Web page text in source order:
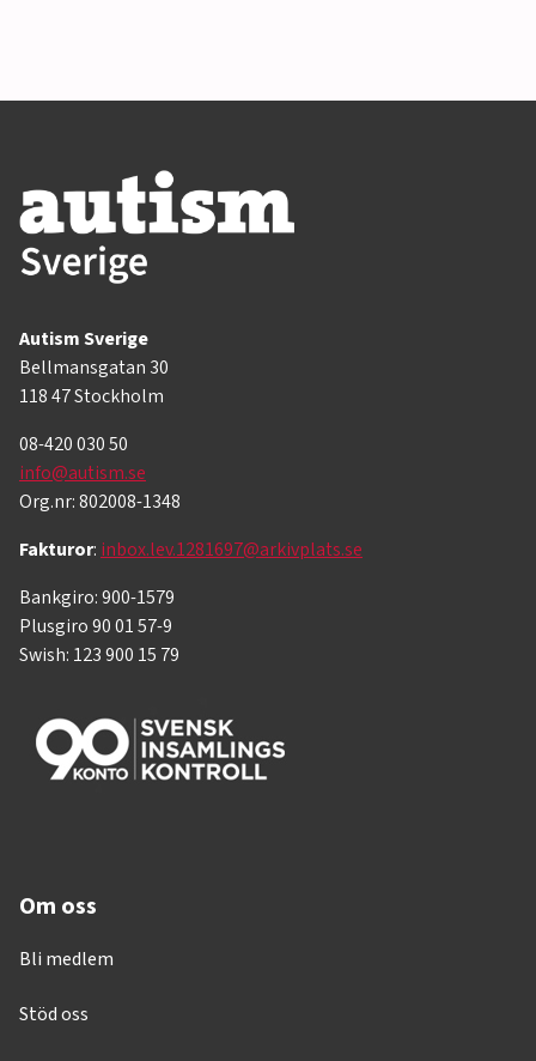
Autism Sverige
Bellmansgatan 30
118 47 Stockholm
08-420 030 50
info@autism.se
Org.nr: 802008-1348
Fakturor: inbox.lev.1281697@arkivplats.se
Bankgiro: 900-1579
Plusgiro 90 01 57-9
Swish: 123 900 15 79
Om oss
Bli medlem
Stöd oss